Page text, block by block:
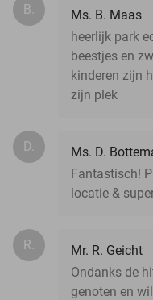
B.
Ms. B. Maas
heerlijk park
beestjes en
kinderen zijn
zijn plek
D.
Ms. D.
Fantastisch!
locatie &
R.
Mr. R. Geicht
Ondanks de
genoten en